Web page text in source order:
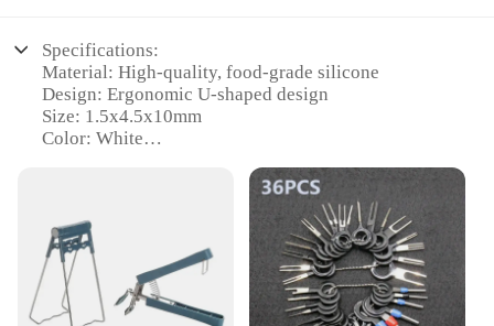
Specifications:
Material: High-quality, food-grade silicone
Design: Ergonomic U-shaped design
Size: 1.5x4.5x10mm
Color: White
Usage: Ideal for sealing pots and pans
Features:
**Durable and Versatile Silicone Sealing
Solution**
The tira de sellado en forma de u de silicona blanca
1 5x4 5x10mm is a versatile and essential kitchen